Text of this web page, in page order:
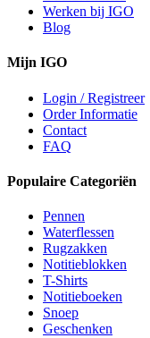
Werken bij IGO
Blog
Mijn IGO
Login / Registreer
Order Informatie
Contact
FAQ
Populaire Categoriën
Pennen
Waterflessen
Rugzakken
Notitieblokken
T-Shirts
Notitieboeken
Snoep
Geschenken